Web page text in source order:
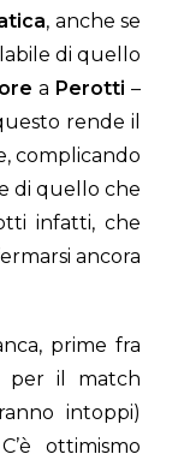
, anche se
di quello
a Perotti –
rende il
complicando
di quello che
infatti, che
ancora
prime fra
per il match
intoppi)
ottimismo